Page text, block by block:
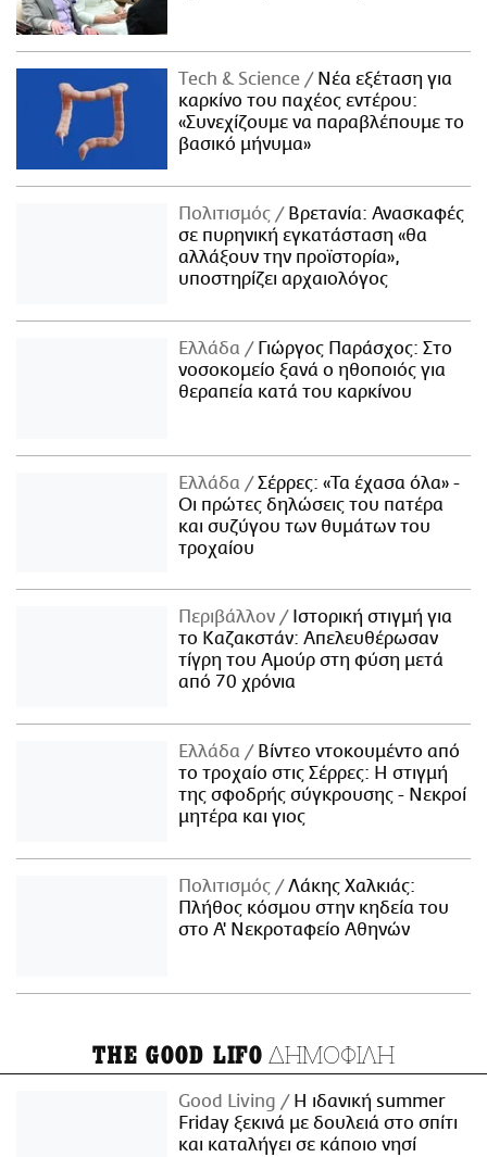
Τech & Science
Νέα εξέταση για
καρκίνο του παχέος εντέρου:
«Συνεχίζουμε να παραβλέπουμε το
βασικό μήνυμα»
Πολιτισμός
Βρετανία: Ανασκαφές
σε πυρηνική εγκατάσταση «θα
αλλάξουν την προϊστορία»,
υποστηρίζει αρχαιολόγος
Ελλάδα
Γιώργος Παράσχος: Στο
νοσοκομείο ξανά ο ηθοποιός για
θεραπεία κατά του καρκίνου
Ελλάδα
Σέρρες: «Τα έχασα όλα» -
Οι πρώτες δηλώσεις του πατέρα
και συζύγου των θυμάτων του
τροχαίου
Περιβάλλον
Ιστορική στιγμή για
το Καζακστάν: Απελευθέρωσαν
τίγρη του Αμούρ στη φύση μετά
από 70 χρόνια
Ελλάδα
Βίντεο ντοκουμέντο από
το τροχαίο στις Σέρρες: Η στιγμή
της σφοδρής σύγκρουσης - Νεκροί
μητέρα και γιος
Πολιτισμός
Λάκης Χαλκιάς:
Πλήθος κόσμου στην κηδεία του
στο Α' Νεκροταφείο Αθηνών
THE GOOD LIFO ΔΗΜΟΦΙΛΗ
Good Living
Η ιδανική summer
Friday ξεκινά με δουλειά στο σπίτι
και καταλήγει σε κάποιο νησί